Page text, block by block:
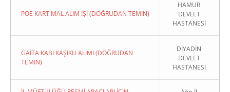
POE KART MAL ALIM İŞİ (DOĞRUDAN TEMIN)
HAMUR
DEVLET
HASTANESİ
GAİTA KABI KAŞIKLI ALIMI (DOĞRUDAN
TEMIN)
DİYADİN
DEVLET
HASTANESİ